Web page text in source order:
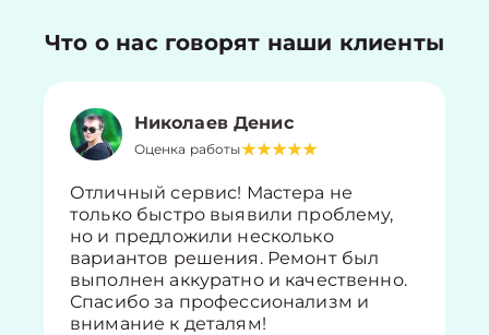
Что о нас говорят наши клиенты
Николаев Денис
Оценка работы
Отличный сервис! Мастера не
только быстро выявили проблему,
но и предложили несколько
вариантов решения. Ремонт был
выполнен аккуратно и качественно.
Спасибо за профессионализм и
внимание к деталям!